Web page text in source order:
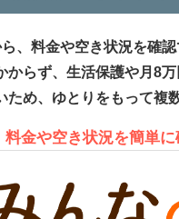
、料金や空き状況を確認
らず、生活保護や月8
め、ゆとりをもって複
金や空き状況を簡単に